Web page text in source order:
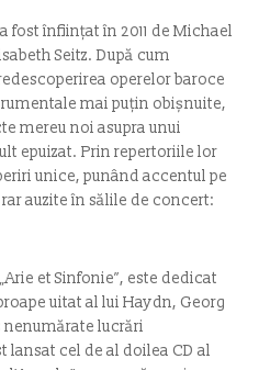
fost înființat în 2011 de Michael
Seitz. După cum
operelor baroce
mai puțin obișnuite,
mereu noi asupra unui
epuizat. Prin repertoriile lor
unice, punând accentul pe
auzite în sălile de concert:
et Sinfonie”, este dedicat
uitat al lui Haydn, Georg
nenumărate lucrări
lansat cel de al doilea CD al